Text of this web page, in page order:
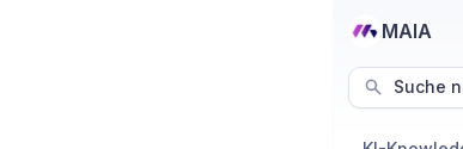
MAIA
Suche